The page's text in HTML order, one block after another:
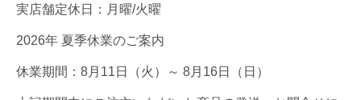
実店舗定休日：月曜/火曜
2026年 夏季休業のご案内
休業期間：8月11日（火）～ 8月16日（日）